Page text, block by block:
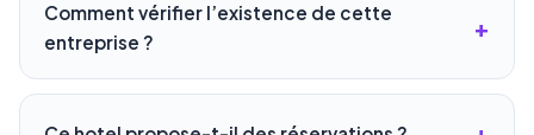
Comment vérifier l’existence de cette
entreprise ?